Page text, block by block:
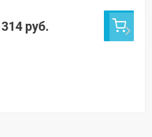
314 руб.